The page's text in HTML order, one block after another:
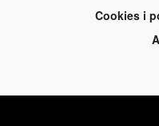
Cookies i